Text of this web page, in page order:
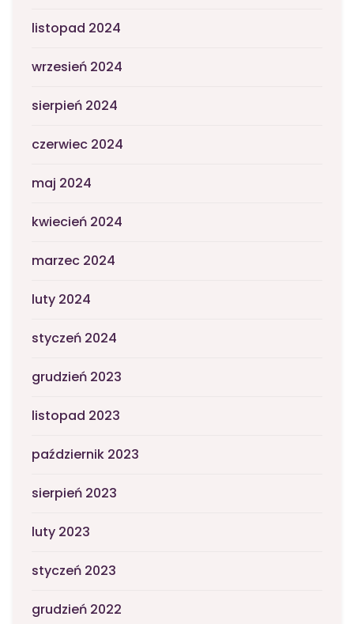
listopad 2024
wrzesień 2024
sierpień 2024
czerwiec 2024
maj 2024
kwiecień 2024
marzec 2024
luty 2024
styczeń 2024
grudzień 2023
listopad 2023
październik 2023
sierpień 2023
luty 2023
styczeń 2023
grudzień 2022